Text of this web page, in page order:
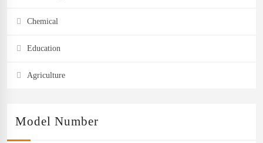
Chemical
Education
Agriculture
Model Number